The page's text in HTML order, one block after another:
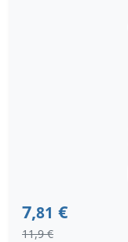
7,81 €
11,9 €